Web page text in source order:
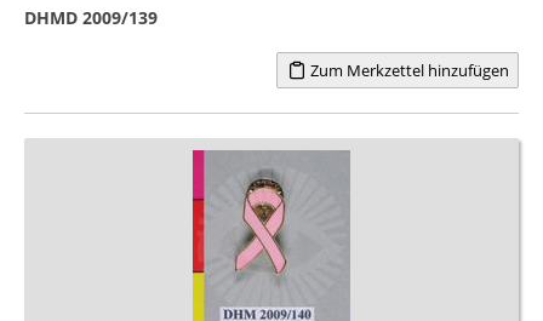
DHMD 2009/139
Zum Merkzettel hinzufügen